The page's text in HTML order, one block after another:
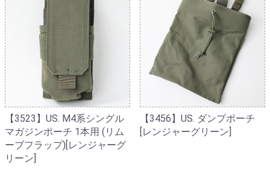
【3523】US. M4系シングル
マガジンポーチ 1本用 (リム
ーブフラップ)[レンジャーグ
リーン]
【3456】US. ダンプポーチ
[レンジャーグリーン]